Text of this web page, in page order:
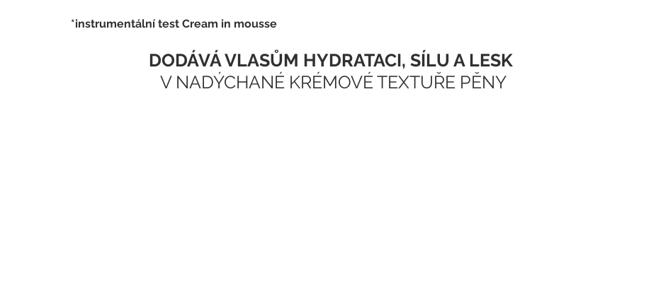
*instrumentální test Cream in mousse
DODÁVÁ VLASŮM HYDRATACI, SÍLU A LESK
V NADÝCHANÉ KRÉMOVÉ TEXTUŘE PĚNY